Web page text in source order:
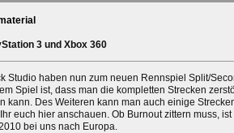
3 und Xbox 360
Studio haben nun zum neuen Rennspiel Split/
Spiel ist, dass man die kompletten Strecken
kann. Des Weiteren kann man auch einige
euch hier anschauen. Ob Burnout zittern muss,
bei uns nach Europa.